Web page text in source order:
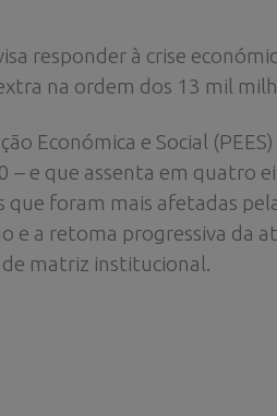
responder à crise
na ordem dos 13 mil
Económica e Social
e que assenta em quatro
foram mais afetadas
a retoma progressiva da
matriz institucional.